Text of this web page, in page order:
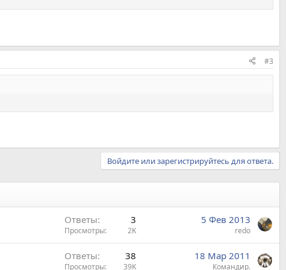
#3
Войдите или зарегистрируйтесь для ответа.
Ответы 3
Просмотры 2K
5 Фев 2013
redo
Ответы 38
Просмотры 39K
18 Мар 2011
Командир.